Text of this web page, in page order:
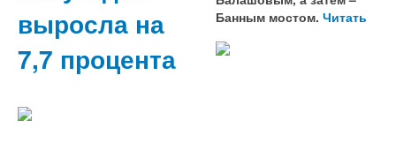
выросла на
7,7 процента
Банным мостом. Читать